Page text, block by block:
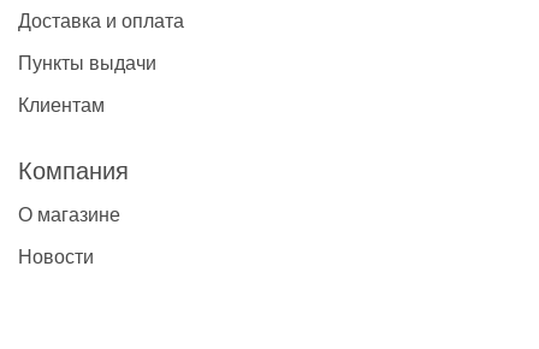
Доставка и оплата
Пункты выдачи
Клиентам
Компания
О магазине
Новости